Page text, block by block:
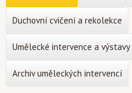
Duchovní cvičení a rekolekce
Umělecké intervence a výstavy
Archiv uměleckých intervencí